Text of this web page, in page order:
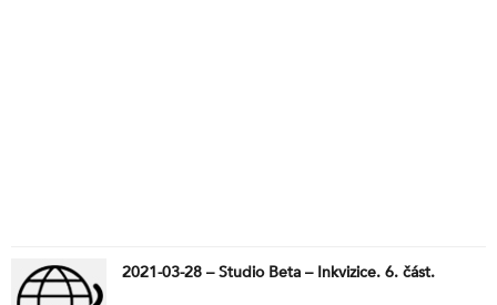
2021-03-28 – Studio Beta – Inkvizice. 6. část.